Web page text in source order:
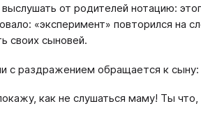
от родителей нотацию:
«эксперимент» повторился
своих сыновей.
с раздражением обращается к сыну:
как не слушаться маму! Ты